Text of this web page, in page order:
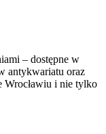
– dostępne w
antykwariatu oraz
i nie tylko